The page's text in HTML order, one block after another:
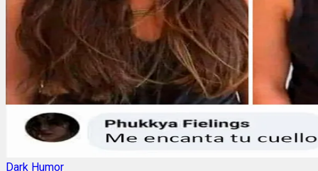
Dark Humor